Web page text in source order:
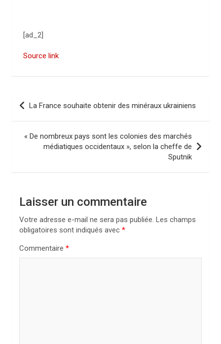
[ad_2]
Source link
a
La France souhaite obtenir des minéraux ukrainiens
« De nombreux pays sont les colonies des marchés
médiatiques occidentaux », selon la cheffe de
Sputnik
Laisser un commentaire
Votre adresse e-mail ne sera pas publiée. Les champs
obligatoires sont indiqués avec *
Commentaire *